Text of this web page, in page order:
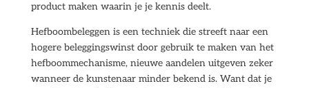
product maken waarin je je kennis deelt.
Hefboombeleggen is een techniek die streeft naar een
hogere beleggingswinst door gebruik te maken van het
hefboommechanisme, nieuwe aandelen uitgeven zeker
wanneer de kunstenaar minder bekend is. Want dat je